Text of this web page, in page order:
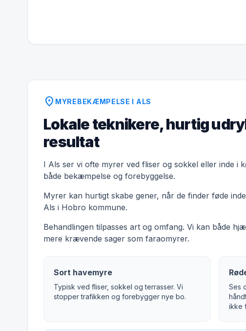
location_on MYREBEKÆMPELSE I ALS
Lokale teknikere, hurtig
resultat
I Als ser vi ofte myrer ved fliser og sokkel eller inde i
både bekæmpelse og forebyggelse.
Myrer kan hurtigt skabe gener, når de finder føde
Als i Hobro kommune.
Behandlingen tilpasses art og omfang. Vi kan både
mere krævende sager som faraomyrer.
Sort havemyre
Typisk ved fliser, sokkel og terrasser. Vi
stopper trafikken og forebygger nye bo.
Ses
ikke